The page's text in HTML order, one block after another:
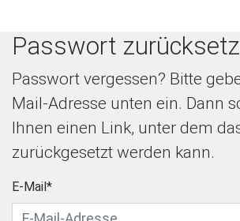
Passwort
Passwort vergessen? Bitte
Mail-Adresse unten ein. Dann
Ihnen einen Link, unter dem
zurückgesetzt werden kann.
E-Mail *